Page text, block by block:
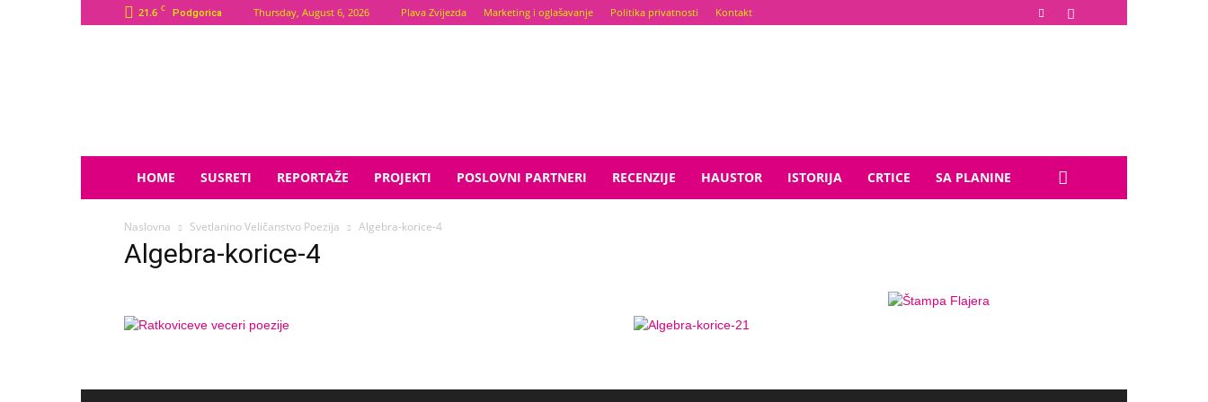
21.6 C Podgorica Thursday, August 6, 2026 Plava Zvijezda Marketing i oglašavanje Politika privatnosti Kontakt
HOME SUSRETI REPORTAŽE PROJEKTI POSLOVNI PARTNERI RECENZIJE HAUSTOR ISTORIJA CRTICE SA PLANINE
Naslovna Svetlanino Veličanstvo Poezija Algebra-korice-4
Algebra-korice-4